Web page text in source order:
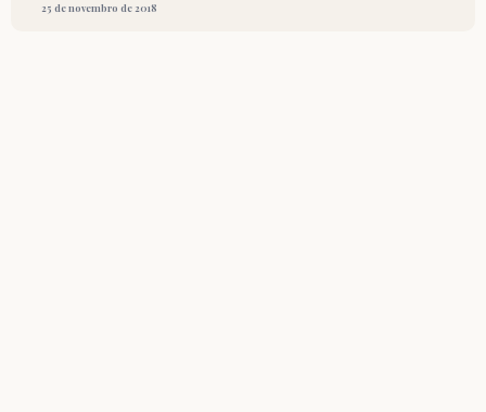
25 de novembro de 2018